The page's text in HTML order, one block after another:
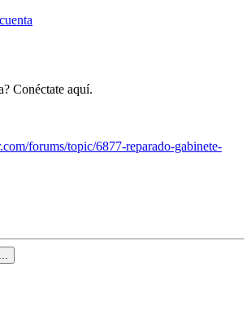
Conéctate aquí.
forums/topic/6877-reparado-gabinete-